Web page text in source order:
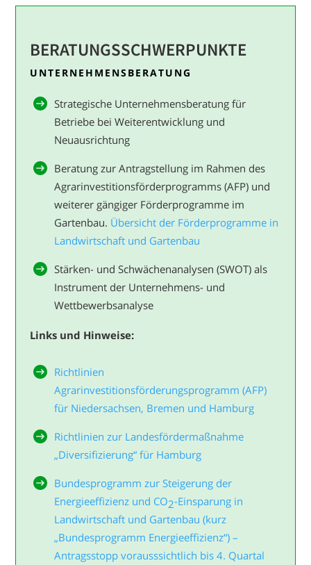
BERATUNGS­SCHWERPUNKTE
UNTERNEHMENSBERATUNG
Strategische Unternehmensberatung für
Betriebe bei Weiterentwicklung und
Neuausrichtung
Beratung zur Antragstellung im Rahmen des
Agrarinvestitionsförderprogramms (AFP) und
weiterer gängiger Förderprogramme im
Gartenbau. Übersicht der Förderprogramme in
Landwirtschaft und Gartenbau
Stärken- und Schwächenanalysen (SWOT) als
Instrument der Unternehmens- und
Wettbewerbsanalyse
Links und Hinweise:
Richtlinien
Agrarinvestitionsförderungsprogramm (AFP)
für Niedersachsen, Bremen und Hamburg
Richtlinien zur Landesfördermaßnahme
„Diversifizierung“ für Hamburg
Bundesprogramm zur Steigerung der
Energieeffizienz und CO2-Einsparung in
Landwirtschaft und Gartenbau (kurz
„Bundesprogramm Energieeffizienz“) –
Antragsstopp vorausssichtlich bis 4. Quartal